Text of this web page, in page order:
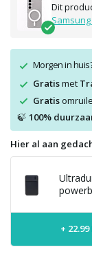
Dit
Morgen in
Gratismet
Gratis
🍃 100%
Hier al aan
+